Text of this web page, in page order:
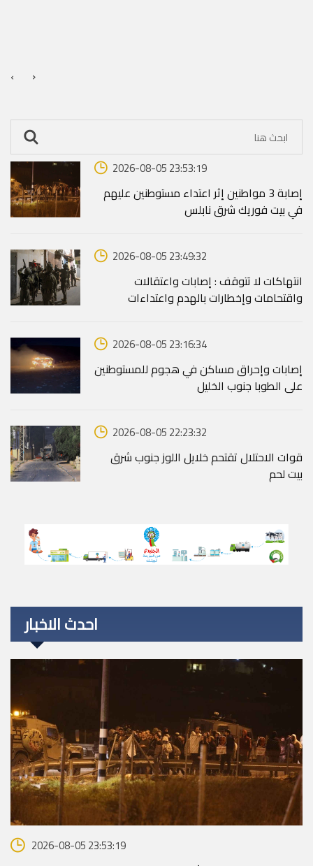
‹ ›
2026-08-05 23:53:19
إصابة 3 مواطنين إثر اعتداء مستوطنين عليهم
في بيت فوريك شرق نابلس
2026-08-05 23:49:32
انتهاكات لا تتوقف : إصابات واعتقالات
واقتحامات وإخطارات بالهدم واعتداءات
2026-08-05 23:16:34
إصابات وإحراق مساكن في هجوم للمستوطنين
على الطوبا جنوب الخليل
2026-08-05 22:23:32
قوات الاحتلال تقتحم خلايل اللوز جنوب شرق
بيت لحم
احدث الاخبار
2026-08-05 23:53:19